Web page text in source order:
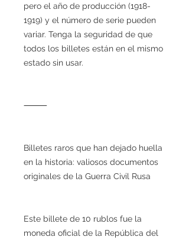
pero el año de producción (1918-
1919) y el número de serie pueden
variar. Tenga la seguridad de que
todos los billetes están en el mismo
estado sin usar.
⸻
Billetes raros que han dejado huella
en la historia: valiosos documentos
originales de la Guerra Civil Rusa
Este billete de 10 rublos fue la
moneda oficial de la República del